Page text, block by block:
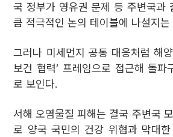
국 정부가 영유권 문제 등 주변국과
큼 적극적인 논의 테이블에 나설지는
그러나 미세먼지 공동 대응처럼 해
보건 협력’ 프레임으로 접근해 돌파
로 보인다.
서해 오염물질 피해는 결국 주변국
로 양국 국민의 건강 위협과 막대